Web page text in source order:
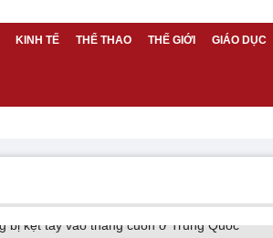
KINH TẾ THỂ THAO THẾ GIỚI GIÁO DỤC